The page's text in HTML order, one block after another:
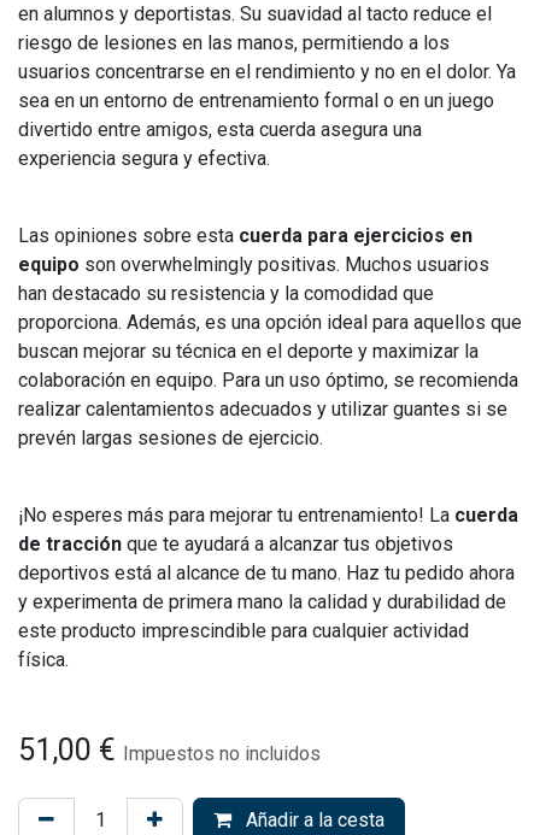
en alumnos y deportistas. Su suavidad al tacto reduce el
riesgo de lesiones en las manos, permitiendo a los
usuarios concentrarse en el rendimiento y no en el dolor. Ya
sea en un entorno de entrenamiento formal o en un juego
divertido entre amigos, esta cuerda asegura una
experiencia segura y efectiva.
Las opiniones sobre esta cuerda para ejercicios en
equipo son overwhelmingly positivas. Muchos usuarios
han destacado su resistencia y la comodidad que
proporciona. Además, es una opción ideal para aquellos que
buscan mejorar su técnica en el deporte y maximizar la
colaboración en equipo. Para un uso óptimo, se recomienda
realizar calentamientos adecuados y utilizar guantes si se
prevén largas sesiones de ejercicio.
¡No esperes más para mejorar tu entrenamiento! La cuerda
de tracción que te ayudará a alcanzar tus objetivos
deportivos está al alcance de tu mano. Haz tu pedido ahora
y experimenta de primera mano la calidad y durabilidad de
este producto imprescindible para cualquier actividad
física.
51,00 € Impuestos no incluidos
Añadir a la cesta